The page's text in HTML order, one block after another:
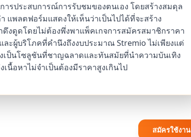
รประสบการณ์การรับชมของตนเอง โดยสร้างสมดุล
แพลตฟอร์มแสดงให้เห็นว่าเป็นไปได้ที่จะสร้าง
งดูดโดยไม่ต้องพึ่งพาแพ็คเกจการสมัครสมาชิกราคา
ละผู้บริโภคที่คำนึงถึงงบประมาณ Stremio ไม่เพียงแต่
เป็นโซลูชันที่ชาญฉลาดและทันสมัยที่นำความบันเทิง
นื้อหาไม่จำเป็นต้องมีราคาสูงเกินไป
สมัครใช้งาน